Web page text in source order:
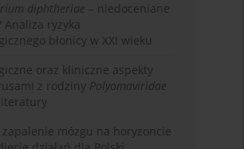
diphtheriae – niedoceniane
Analiza ryzyka
błonicy w XXI wieku
oraz kliniczne aspekty
z rodziny Polyomaviridae
zapalenie mózgu na horyzoncie